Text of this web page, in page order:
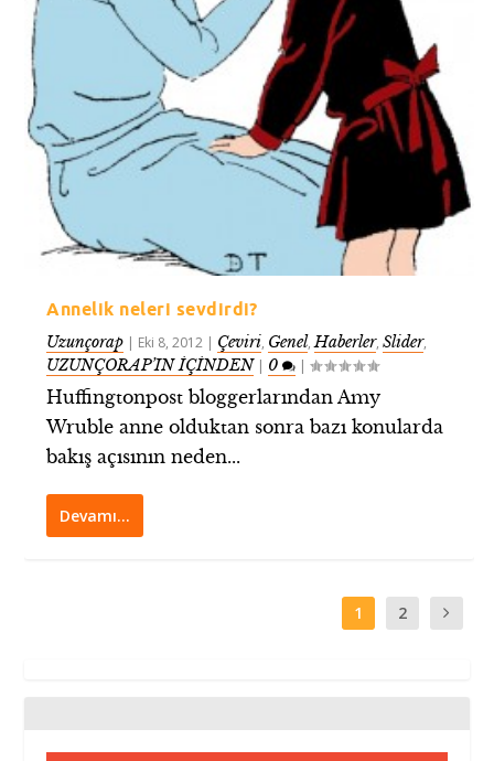
Annelik neleri sevdirdi?
Uzunçorap
Eki 8, 2012 Çeviri, Genel,Haberler,Slider,
UZUNÇORAP’IN İÇİNDEN 0 |
Huffingtonpost bloggerlarından Amy
Wruble anne olduktan sonra bazı konularda
bakış açısının neden...
Devamı…
1 2